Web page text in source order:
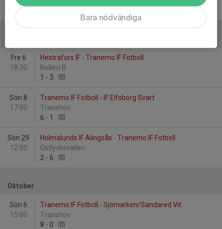
Fre 6
18:30
Hestrafors IF - Tranemo IF Fotboll
Bollevi B
1 - 3
Sön 8
17:00
Tranemo IF Fotboll - IF Elfsborg Svart
Tranehov
6 - 1
Sön 29
12:00
Holmalunds IF Alingsås - Tranemo IF Fotboll
Östlyckevallen
2 - 6
Oktober
Sön 6
15:00
Tranemo IF Fotboll - Sjömarken/Sandared Vit
Tranehov
8 - 0
Bara nödvändiga